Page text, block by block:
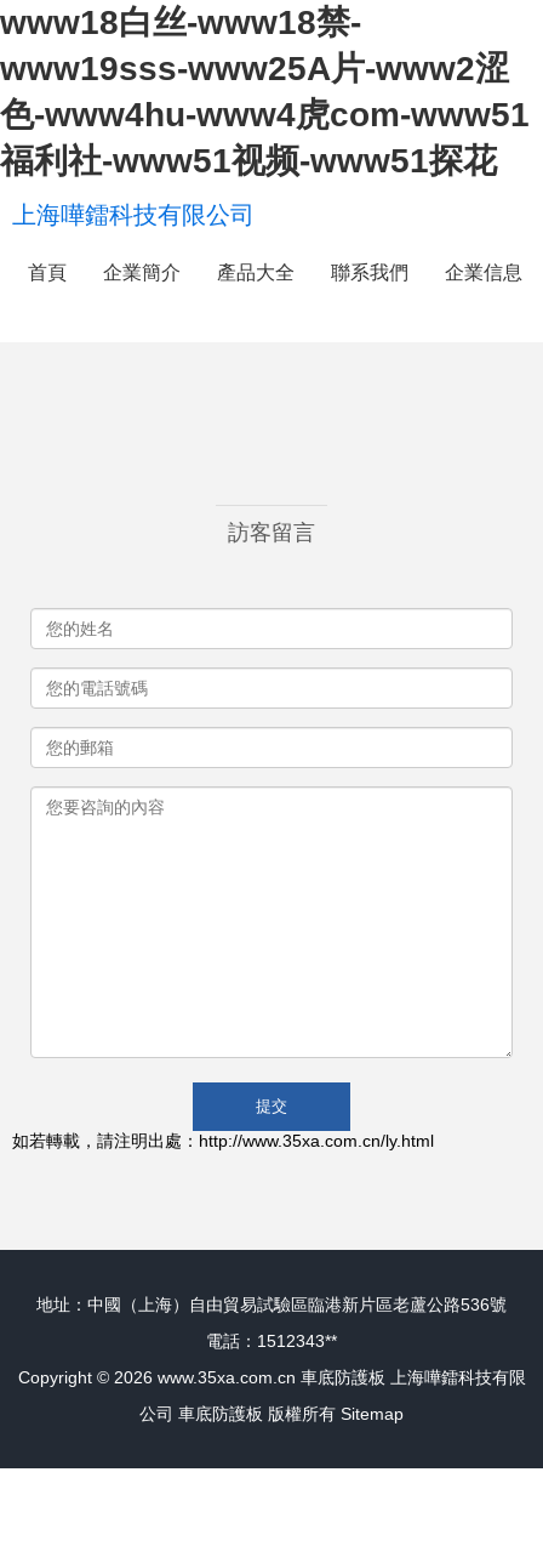
www18白丝-www18禁-
www19sss-www25A片-www2涩
色-www4hu-www4虎com-www51
福利社-www51视频-www51探花
上海嘩鐳科技有限公司
首頁 企業簡介 產品大全 聯系我們 企業信息
訪客留言
如若轉載，請注明出處：http://www.35xa.com.cn/ly.html
地址：中國（上海）自由貿易試驗區臨港新片區老蘆公路536號
電話：1512343**
Copyright © 2026 www.35xa.com.cn 車底防護板
上海嘩鐳科技有限
公司 車底防護板 版權所有 Sitemap